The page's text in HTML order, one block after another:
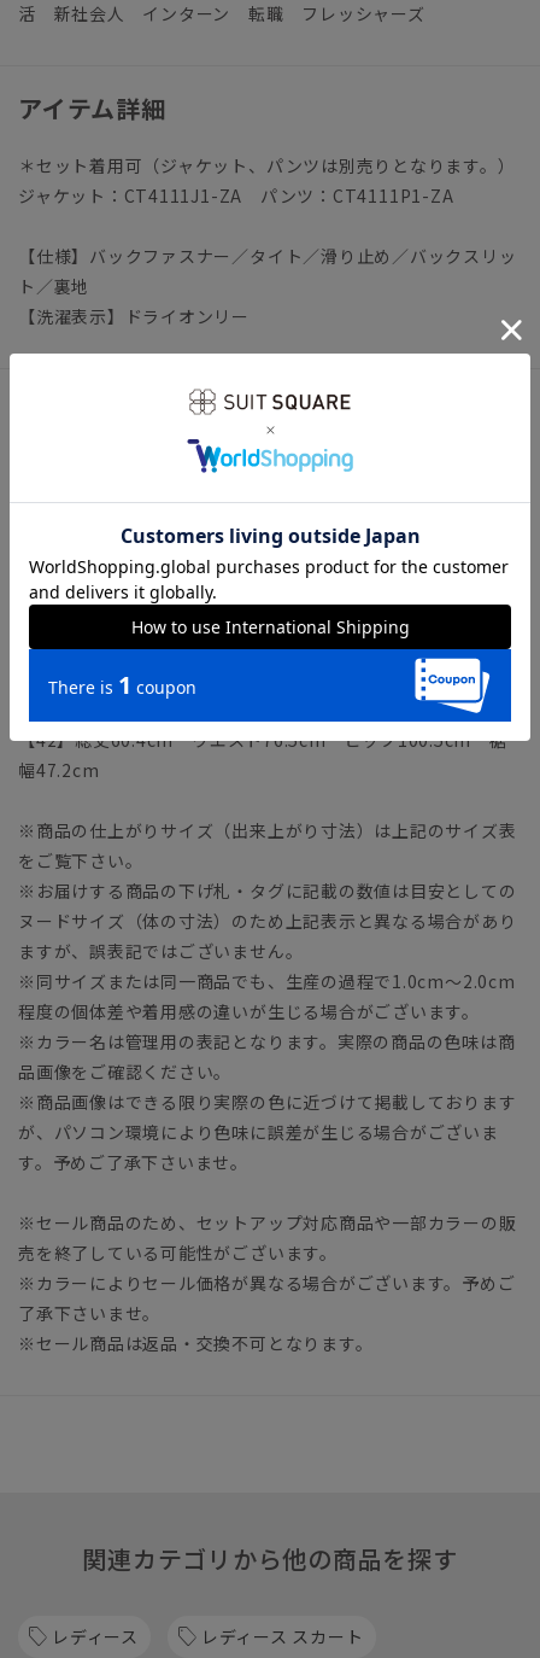
活 新社会人 インターン 転職 フレッシャーズ
アイテム詳細
＊セット着用可（ジャケット、パンツは別売りとなります。）
ジャケット：CT4111J1-ZA パンツ：CT4111P1-ZA
【仕様】バックファスナー／タイト／滑り止め／バックスリッ
ト／裏地
【洗濯表示】ドライオンリー
モデル：165cm B72cm W63cm H88cm
着用サイズ：38
【36】総丈58.3cm ウエスト66.0cm ヒップ90.0cm 裾幅
42.0cm
【38】総丈59.0cm ウエスト69.0cm ヒップ93.0cm 裾幅
43.5cm
【40】総丈59.7cm ウエスト72.5cm ヒップ96.5cm 裾幅
【42】総丈60.4cm ウエスト76.5cm ヒップ100.5cm 裾
幅47.2cm
※商品の仕上がりサイズ（出来上がり寸法）は上記のサイズ表
をご覧下さい。
※お届けする商品の下げ札・タグに記載の数値は目安としての
ヌードサイズ（体の寸法）のため上記表示と異なる場合があり
ますが、誤表記ではございません。
※同サイズまたは同一商品でも、生産の過程で1.0cm～2.0cm
程度の個体差や着用感の違いが生じる場合がございます。
※カラー名は管理用の表記となります。実際の商品の色味は商
品画像をご確認ください。
※商品画像はできる限り実際の色に近づけて掲載しております
が、パソコン環境により色味に誤差が生じる場合がございま
す。予めご了承下さいませ。
※セール商品のため、セットアップ対応商品や一部カラーの販
売を終了している可能性がございます。
※カラーによりセール価格が異なる場合がございます。予めご
了承下さいませ。
※セール商品は返品・交換不可となります。
関連カテゴリから他の商品を探す
レディース レディース スカート